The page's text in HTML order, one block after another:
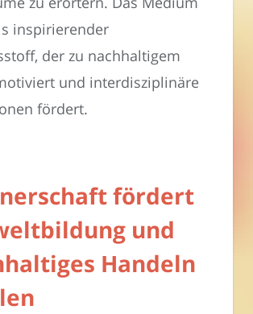
inspirierender
der zu nachhaltigem
und interdisziplinäre
fördert.
fördert
und
Handeln